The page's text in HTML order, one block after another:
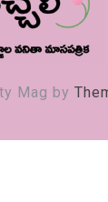
Mag by